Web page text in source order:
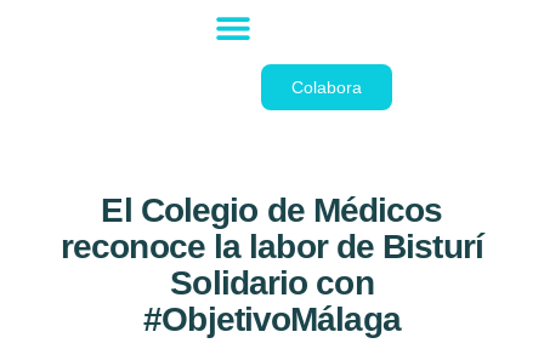
Colabora
El Colegio de Médicos
reconoce la labor de Bisturí
Solidario con
#ObjetivoMálaga